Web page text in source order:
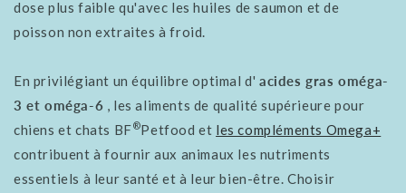
dose plus faible qu'avec les huiles de saumon et de
poisson non extraites à froid.
En privilégiant un équilibre optimal d' acides gras oméga-
3 et oméga-6 , les aliments de qualité supérieure pour
chiens et chats BF®Petfood et les compléments Omega+
contribuent à fournir aux animaux les nutriments
essentiels à leur santé et à leur bien-être. Choisir